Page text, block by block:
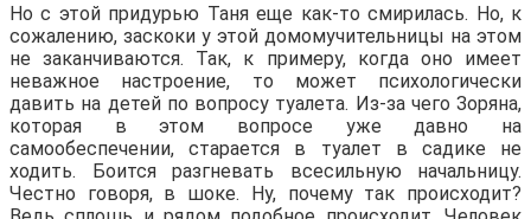
Но с этой придурью Таня еще как-то смирилась. Но, к
сожалению, заскоки у этой домомучительницы на этом
не заканчиваются. Так, к примеру, когда оно имеет
неважное настроение, то может психологически
давить на детей по вопросу туалета. Из-за чего Зоряна,
которая в этом вопросе уже давно на
самообеспечении, старается в туалет в садике не
ходить. Боится разгневать всесильную начальницу.
Честно говоря, в шоке. Ну, почему так происходит?